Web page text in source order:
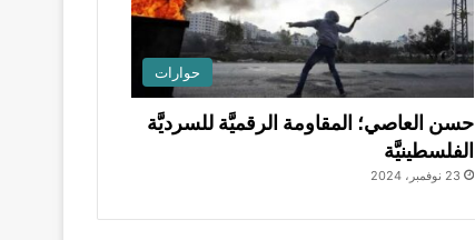
حوارات
حسن العاصي؛ المقاومة الرقميَّة للسرديَّة
الفلسطينيَّة
23 نوفمبر، 2024